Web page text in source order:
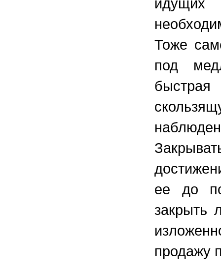
Тоже
под
ее до
закрыть
продажу